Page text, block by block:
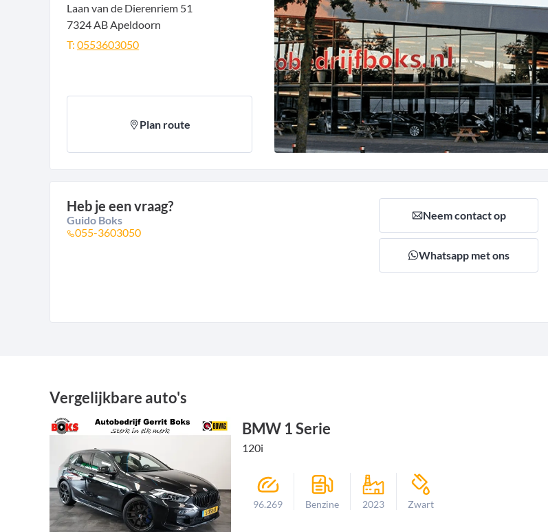
Laan van de Dierenriem 51
7324 AB Apeldoorn
T: 0553603050
Plan route
Heb je een vraag?
Guido Boks
055-3603050
Neem contact op
Whatsapp met ons
Vergelijkbare auto's
BMW 1 Serie
120i
96.269 Benzine 2023 Zwart